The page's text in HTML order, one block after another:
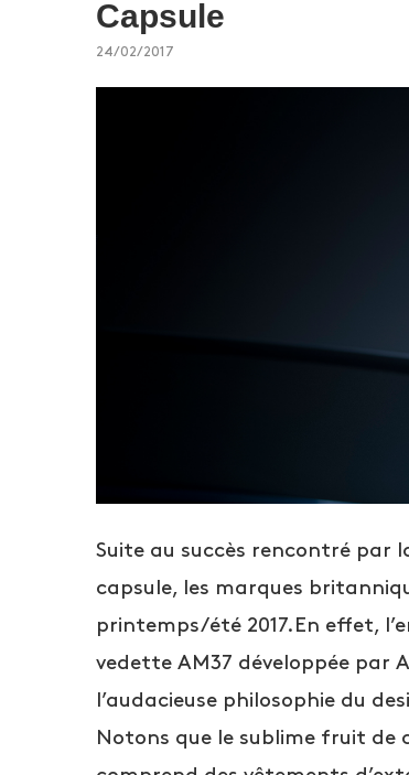
Capsule
24/02/2017
Suite au succès rencontré
capsule, les marques
printemps/été 2017.En effet,
vedette AM37 développée par
l’audacieuse philosophie du
Notons que le sublime fruit